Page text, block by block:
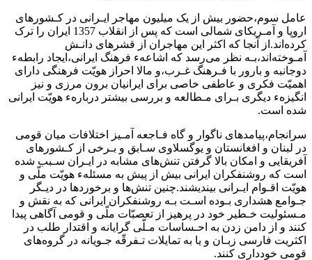
عامل سوم،حضور بیش از یک میلیون‌ مهاجر‌ ایـرانی در کـشورهای
اروپا و آمـریکای شمالی است‌ که‌ پس‌ از انقلاب 1357 ایران را ترک
کرده‌اند‌.از‌ آنجا که اکثر این مهاجران از قشرهای دانـش
آمـوخته‌اند،بـه نظر می‌رسد که‌ اشاعهء‌ فرهنگ ایرانی،ایجاد رابطهء
دوجانبه‌ و بارور‌ با فـرهنگ‌ غـرب‌،و مالا‌ احراز هویّت فرهنگی دارای
اهمیّت فکری‌ و عاطفی‌ خاصی برای ایرانیان برون مرزی و نیز
انگیزهء دیگری بـرای مـطالعه و بررسی بیشتر‌ دربارهء‌ هویّت ایرانی
شده است.
سرانجام،پیامدهای‌ ناگوار و گاه فـاجعه آمـیز‌ اختلافات‌ میان قومی
در لبنان و افغانستان‌ و یوگسلاوی‌ سـابق و بـرخی از کـشورهای
آفریقایی و امکان بالا گرفتن‌ تنش‌های مشابه در ایـران سـبب‌ شده‌
است که روشنفکران ایرانی بیش‌ از‌ پیش‌ به‌ مسئلهء هویّت‌ ملّی‌ و
هویّت اقـوام ایـرانی بیندیشند‌.چنین‌ تنش‌ها و برخوردها در دیـگر
جـوامع هشداری بـوده اسـت بـه روشنفکران ایرانی که به نقش‌ و
مـسئولیت‌‌ خـطیر خود در پرهیز از تعصبّات‌ ملّی‌ و قومی آگاهی‌ پیدا‌
کنند‌ و از دامن زدن‌ به‌ احـساسات مـلّی گرایانه و اقتدار طلب در
اکثریت فارسی زبـان و یا به تمایلات‌ تـفرقّه جـویانه در‌ گروه‌های‌
قومی خودداری کنند.